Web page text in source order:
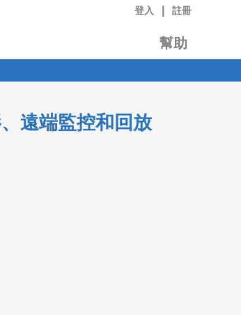
登入 註冊
幫助
遠端監控和回放